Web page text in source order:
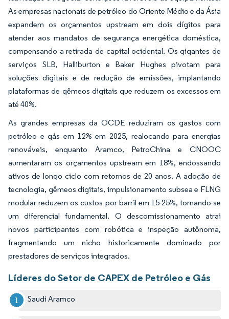
As empresas nacionais de petróleo do Oriente Médio e da Ásia
expandem os orçamentos upstream em dois dígitos para
atender aos mandatos de segurança energética doméstica,
compensando a retirada de capital ocidental. Os gigantes de
serviços SLB, Halliburton e Baker Hughes pivotam para
soluções digitais e de redução de emissões, implantando
plataformas de gêmeos digitais que reduzem os excessos em
até 40%.
As grandes empresas da OCDE reduziram os gastos com
petróleo e gás em 12% em 2025, realocando para energias
renováveis, enquanto Aramco, PetroChina e CNOOC
aumentaram os orçamentos upstream em 18%, endossando
ativos de longo ciclo com retornos de 20 anos. A adoção de
tecnologia, gêmeos digitais, impulsionamento subsea e FLNG
modular reduzem os custos por barril em 15-25%, tornando-se
um diferencial fundamental. O descomissionamento atrai
novos participantes com robótica e inspeção autônoma,
fragmentando um nicho historicamente dominado por
prestadores de serviços integrados.
Líderes do Setor de CAPEX de Petróleo e Gás
Saudi Aramco